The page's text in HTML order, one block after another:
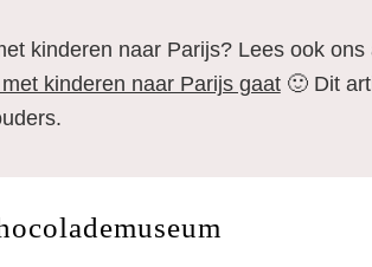
kinderen naar Parijs? Lees ook ons
kinderen naar Parijs gaat🙂 Dit